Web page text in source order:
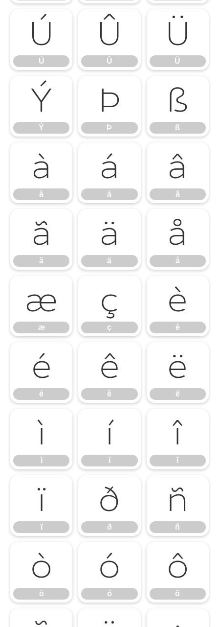
Ú
Ú
Û
Û
Ü
Ü
Ý
Ý
Þ
Þ
ß
ß
à
à
á
á
â
â
ã
ã
ä
ä
å
å
æ
æ
ç
ç
è
è
é
é
ê
ê
ë
ë
ì
ì
í
í
î
î
ï
ï
ð
ð
ñ
ñ
ò
ò
ó
ó
ô
ô